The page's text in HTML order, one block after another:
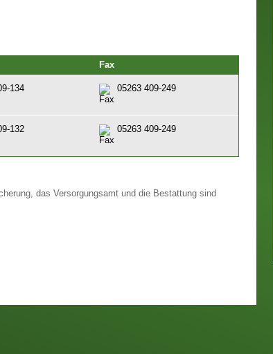
Fax
134 05263 409-249
132 05263 409-249
das Versorgungsamt und die Bestattung sind